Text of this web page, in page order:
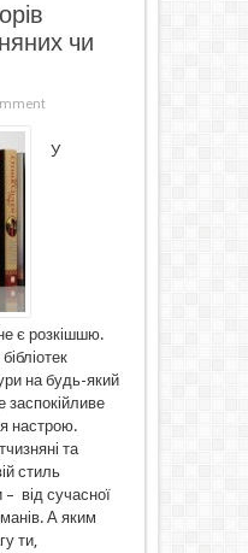
чи
У
є розкішшю.
на будь-який
заспокійливе
настрою.
та
стиль
– від сучасної
А яким
ти,